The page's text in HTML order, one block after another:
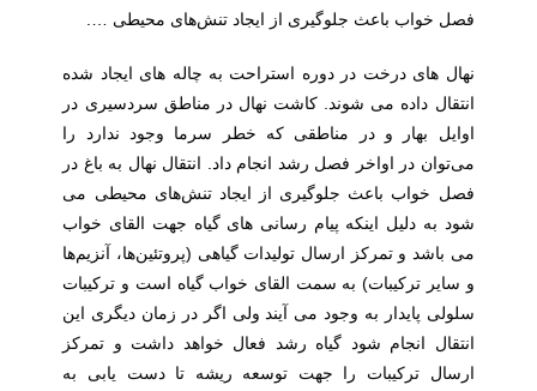
فصل خواب باعث جلوگیری از ایجاد تنش‌های محیطی ….
نهال های درخت در دوره استراحت به چاله های ایجاد شده
انتقال داده می شوند. کاشت نهال در مناطق سردسیری در
اوایل بهار و در مناطقی که خطر سرما وجود ندارد را
می‌توان در اواخر فصل رشد انجام داد. انتقال نهال به باغ در
فصل خواب باعث جلوگیری از ایجاد تنش‌های محیطی می
شود به دلیل اینکه پیام رسانی های گیاه جهت القای خواب
می باشد و تمرکز ارسال تولیدات گیاهی (پروتئین‌ها، آنزیم‌ها
و سایر ترکیبات) به سمت القای خواب گیاه است و ترکیبات
سلولی پایدار به وجود می آیند ولی اگر در زمان دیگری این
انتقال انجام شود گیاه رشد فعال خواهد داشت و تمرکز
ارسال ترکیبات را جهت توسعه ریشه تا دست یابی به